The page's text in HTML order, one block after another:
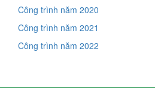
Công trình năm 2020
Công trình năm 2021
Công trình năm 2022